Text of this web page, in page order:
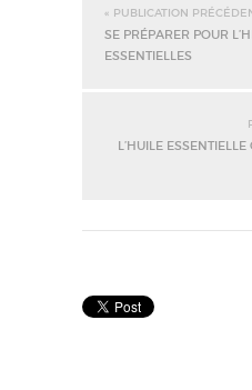
« PUBLICATION
SE PRÉPARER POUR
ESSENTIELLES
L’HUILE